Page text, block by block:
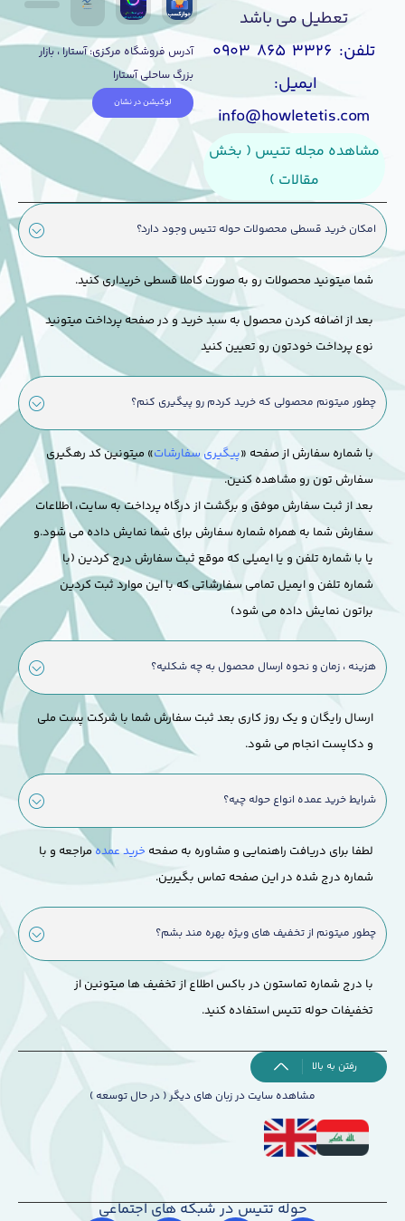
تعطیل می باشد
تلفن: ۳۳۲۶ ۸۶۵ ۰۹۰۳
ایمیل:
info@howletetis.com
مشاهده مجله تتیس ( بخش
مقالات )
آدرس فروشگاه مرکزی: آستارا ، بازار
بزرگ ساحلی آستارا
لوکیشن در نشان
امکان خرید قسطی محصولات حوله تتیس وجود دارد؟
شما میتونید محصولات رو به صورت کاملا قسطی خریداری کنید.
بعد از اضافه کردن محصول به سبد خرید و در صفحه پرداخت میتونید
نوع پرداخت خودتون رو تعیین کنید
چطور میتونم محصولی که خرید کردم رو پیگیری کنم؟
با شماره سفارش از صفحه «پیگیری سفارشات» میتونین کد رهگیری
سفارش تون رو مشاهده کنین.
بعد از ثبت سفارش موفق و برگشت از درگاه پرداخت به سایت، اطلاعات
سفارش شما به همراه شماره سفارش برای شما نمایش داده می شود.و
یا با شماره تلفن و یا ایمیلی که موقع ثبت سفارش درج کردین (با
شماره تلفن و ایمیل تمامی سفارشاتی که با این موارد ثبت کردین
براتون نمایش داده می شود)
هزینه ، زمان و نحوه ارسال محصول به چه شکلیه؟
ارسال رایگان و یک روز کاری بعد ثبت سفارش شما با شرکت پست ملی
و دکاپست انجام می شود.
شرایط خرید عمده انواع حوله چیه؟
لطفا برای دریافت راهنمایی و مشاوره به صفحه خرید عمدهمراجعه و با
شماره درج شده در این صفحه تماس بگیرین.
چطور میتونم از تخفیف های ویژه بهره مند بشم؟
با درج شماره تماستون در باکس اطلاع از تخفیف ها میتونین از
تخفیفات حوله تتیس استفاده کنید.
رفتن به بالا
مشاهده سایت در زبان های دیگر ( در حال توسعه )
حوله تتیس در شبکه های اجتماعی